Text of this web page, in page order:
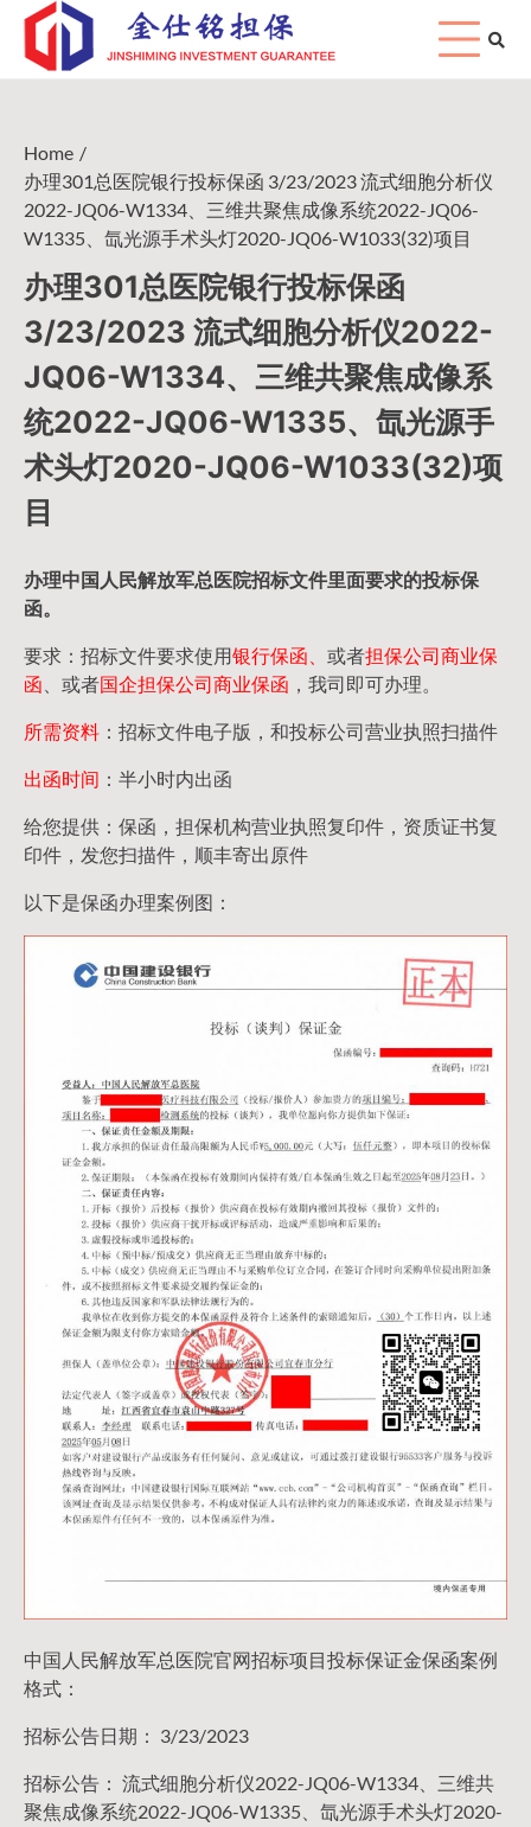
Skip
content
Home
办理301总医院银行投标保函 3/23/2023 流式细胞分析仪
2022-JQ06-W1334、三维共聚焦成像系统2022-JQ06-
W1335、氙光源手术头灯2020-JQ06-W1033(32)项目
办理301总医院银行投标保函
3/23/2023 流式细胞分析仪2022-
JQ06-W1334、三维共聚焦成像系
统2022-JQ06-W1335、氙光源手
术头灯2020-JQ06-W1033(32)项
目
办理中国人民解放军总医院招标文件里面要求的投标保
函。
要求：招标文件要求使用银行保函、 或者担保公司商业保
函 、或者国企担保公司商业保函 ，我司即可办理。
所需资料 ：招标文件电子版，和投标公司营业执照扫描件
出函时间 ：半小时内出函
给您提供：保函，担保机构营业执照复印件，资质证书复
印件，发您扫描件，顺丰寄出原件
以下是保函办理案例图：
中国人民解放军总医院官网招标项目投标保证金保函案例
格式：
招标公告日期： 3/23/2023
招标公告： 流式细胞分析仪2022-JQ06-W1334、三维共
聚焦成像系统2022-JQ06-W1335、氙光源手术头灯2020-